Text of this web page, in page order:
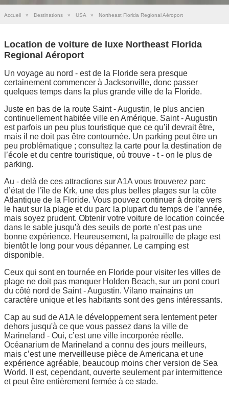
Accueil » Destinations » USA » Northeast Florida Regional Aéroport
Location de voiture de luxe Northeast Florida
Regional Aéroport
Un voyage au nord - est de la Floride sera presque
certainement commencer à Jacksonville, donc passer
quelques temps dans la plus grande ville de la Floride.
Juste en bas de la route Saint - Augustin, le plus ancien
continuellement habitée ville en Amérique. Saint - Augustin
est parfois un peu plus touristique que ce qu’il devrait être,
mais il ne doit pas être contournée. Un parking peut être un
peu problématique ; consultez la carte pour la destination de
l’école et du centre touristique, où trouve - t - on le plus de
parking.
Au - delà de ces attractions sur A1A vous trouverez parc
d’état de l’île de Krk, une des plus belles plages sur la côte
Atlantique de la Floride. Vous pouvez continuer à droite vers
le haut sur la plage et du parc la plupart du temps de l’année,
mais soyez prudent. Obtenir votre voiture de location coincée
dans le sable jusqu'à des seuils de porte n’est pas une
bonne expérience. Heureusement, la patrouille de plage est
bientôt le long pour vous dépanner. Le camping est
disponible.
Ceux qui sont en tournée en Floride pour visiter les villes de
plage ne doit pas manquer Holden Beach, sur un pont court
du côté nord de Saint - Augustin. Vilano mainains un
caractère unique et les habitants sont des gens intéressants.
Cap au sud de A1A le développement sera lentement peter
dehors jusqu'à ce que vous passez dans la ville de
Marineland - Oui, c’est une ville incorporée réelle.
Océanarium de Marineland a connu des jours meilleurs,
mais c’est une merveilleuse pièce de Americana et une
expérience agréable, beaucoup moins cher version de Sea
World. Il est, cependant, ouverte seulement par intermittence
et peut être entièrement fermée à ce stade.